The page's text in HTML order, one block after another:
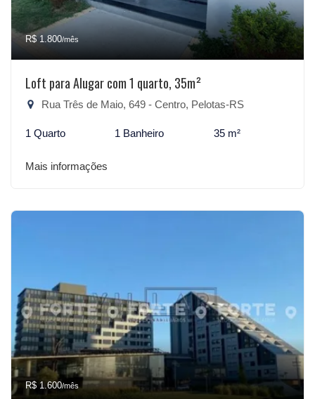
R$ 1.800/mês
Loft para Alugar com 1 quarto, 35m²
Rua Três de Maio, 649 - Centro, Pelotas-RS
1 Quarto 1 Banheiro 35 m²
Mais informações
R$ 1.600/mês